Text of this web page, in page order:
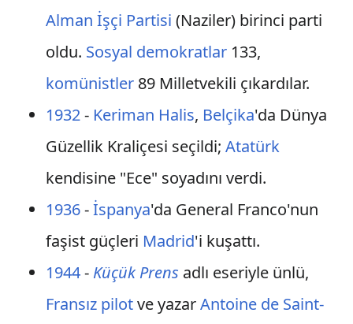
Alman İşçi Partisi (Naziler) birinci parti
oldu. Sosyal demokratlar133,
komünistler89 Milletvekili çıkardılar.
1932- Keriman Halis, Belçika'da Dünya
Güzellik Kraliçesi seçildi; Atatürk
kendisine "Ece" soyadını verdi.
1936-İspanya'da General Franco'nun
faşist güçleri Madrid'i kuşattı.
1944- Küçük Prens adlı eseriyle ünlü,
Fransız pilotve yazarAntoine de Saint-